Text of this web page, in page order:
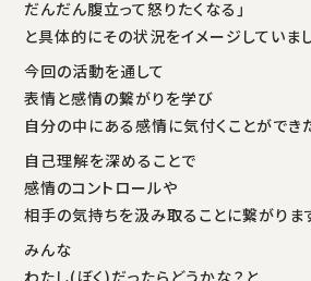
だんだん腹立って怒りたくなる」
と具体的にその状況をイメージしていま
今回の活動を通して
表情と感情の繋がりを学び
自分の中にある感情に気付くことができ
自己理解を深めることで
感情のコントロールや
相手の気持ちを汲み取ることに繋がりま
みんな
わたし(ぼく)だったらどうかな？と